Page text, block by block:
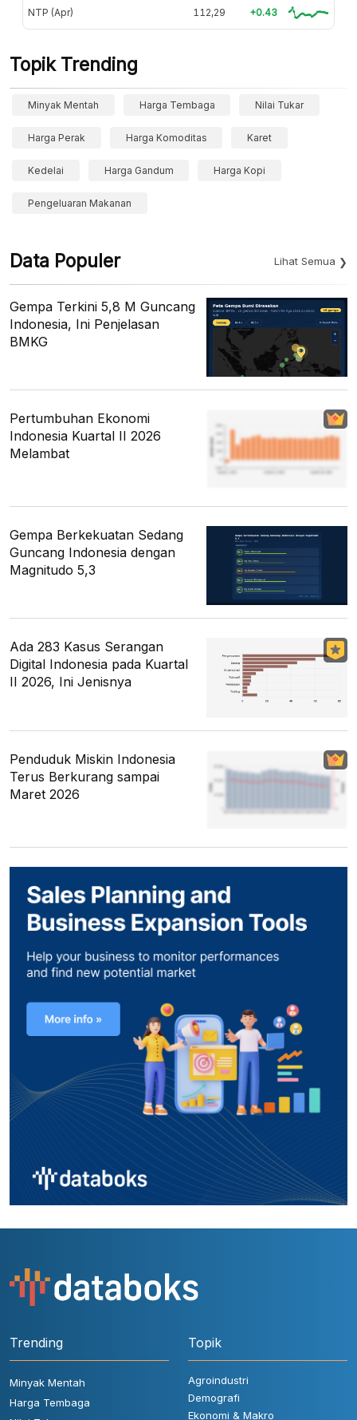
NTP (Apr) 112,29 +0.43
Topik Trending
Minyak Mentah Harga Tembaga Nilai Tukar
Harga Perak Harga Komoditas Karet
Kedelai Harga Gandum Harga Kopi
Pengeluaran Makanan
Data Populer Lihat Semua
Gempa Terkini 5,8 M Guncang
Indonesia, Ini Penjelasan
BMKG
Pertumbuhan Ekonomi
Indonesia Kuartal II 2026
Melambat
Gempa Berkekuatan Sedang
Guncang Indonesia dengan
Magnitudo 5,3
Ada 283 Kasus Serangan
Digital Indonesia pada Kuartal
II 2026, Ini Jenisnya
Penduduk Miskin Indonesia
Terus Berkurang sampai
Maret 2026
Trending
Minyak Mentah
Harga Tembaga
Topik
Agroindustri
Demografi
Ekonomi & Makro